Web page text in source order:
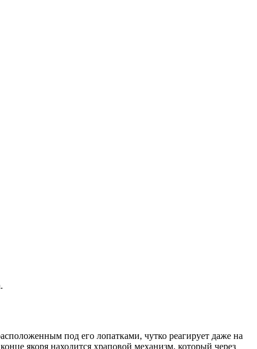
под его лопатками, чутко реагирует даже на
якоря находится храповой механизм, который через